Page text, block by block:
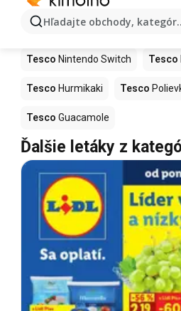
Hľadajte obchody,
Ďalšie produkty v
Tesco Kapor Tesco
Tesco Nintendo Switch Tesco
Tesco Hurmikaki Tesco
Tesco Guacamole
Ďalšie letáky z